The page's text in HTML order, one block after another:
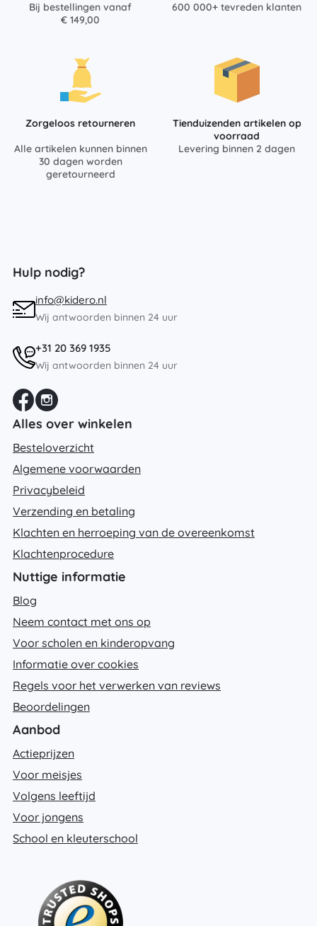
Bij bestellingen vanaf
€ 149,00
600 000+ tevreden klanten
Zorgeloos retourneren
Alle artikelen kunnen binnen
30 dagen worden
geretourneerd
Tienduizenden artikelen op
voorraad
Levering binnen 2 dagen
Hulp nodig?
info@kidero.nl
Wij antwoorden binnen 24 uur
+31 20 369 1935
Wij antwoorden binnen 24 uur
Alles over winkelen
Besteloverzicht
Algemene voorwaarden
Privacybeleid
Verzending en betaling
Klachten en herroeping van de overeenkomst
Klachtenprocedure
Nuttige informatie
Blog
Neem contact met ons op
Voor scholen en kinderopvang
Informatie over cookies
Regels voor het verwerken van reviews
Beoordelingen
Aanbod
Actieprijzen
Voor meisjes
Volgens leeftijd
Voor jongens
School en kleuterschool